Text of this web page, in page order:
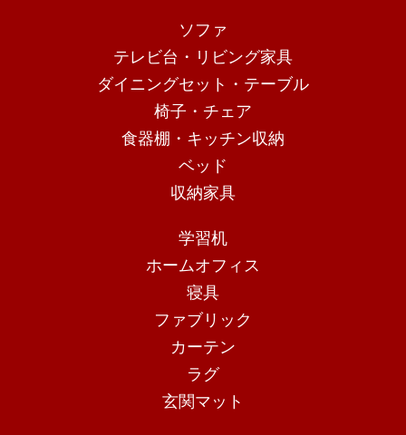
ソファ
テレビ台・リビング家具
ダイニングセット・テーブル
椅子・チェア
食器棚・キッチン収納
ベッド
収納家具
学習机
ホームオフィス
寝具
ファブリック
カーテン
ラグ
玄関マット